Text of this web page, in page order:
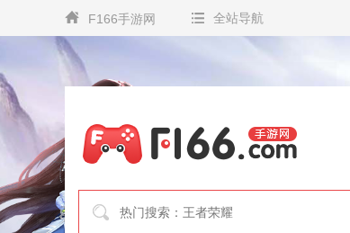
F166手游网 全站导航